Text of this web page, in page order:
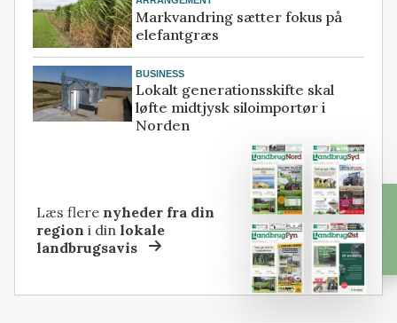
Markvandring sætter fokus på
elefantgræs
BUSINESS
Lokalt generationsskifte skal
løfte midtjysk siloimportør i
Norden
Læs flere nyheder fra din
region i dinlokale
landbrugsavis